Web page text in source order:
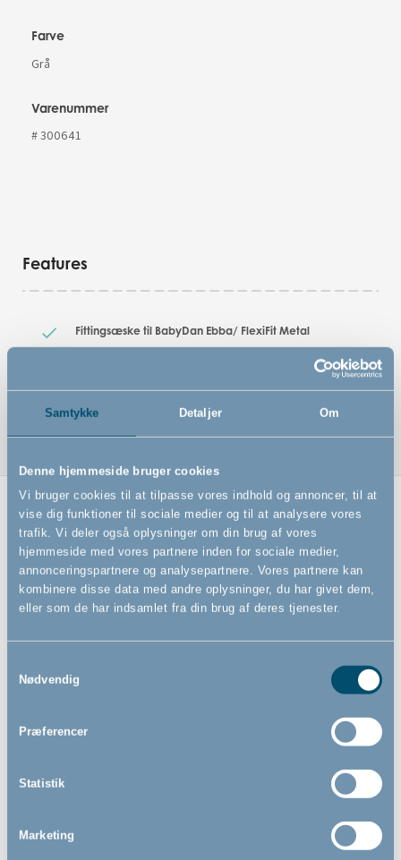
Samtykke Detaljer Om
Denne hjemmeside bruger cookies
Vi bruger cookies til at tilpasse vores indhold og annoncer, til at
vise dig funktioner til sociale medier og til at analysere vores
trafik. Vi deler også oplysninger om din brug af vores
hjemmeside med vores partnere inden for sociale medier,
annonceringspartnere og analysepartnere. Vores partnere kan
kombinere disse data med andre oplysninger, du har givet dem,
eller som de har indsamlet fra din brug af deres tjenester.
Nødvendig
Præferencer
Statistik
Marketing
Farve
Grå
Varenummer
# 300641
Features
Fittingsæske til BabyDan Ebba/ FlexiFit Metal
Fittingsæske til BabyDan FlexiFit Deluxe Wood
Relaterede produkter
62,5cm - 100,5cm
819,00